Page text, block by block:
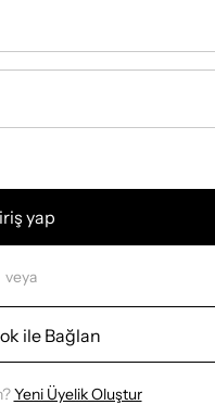
yap
veya
ile Bağlan
Yeni Üyelik Oluştur